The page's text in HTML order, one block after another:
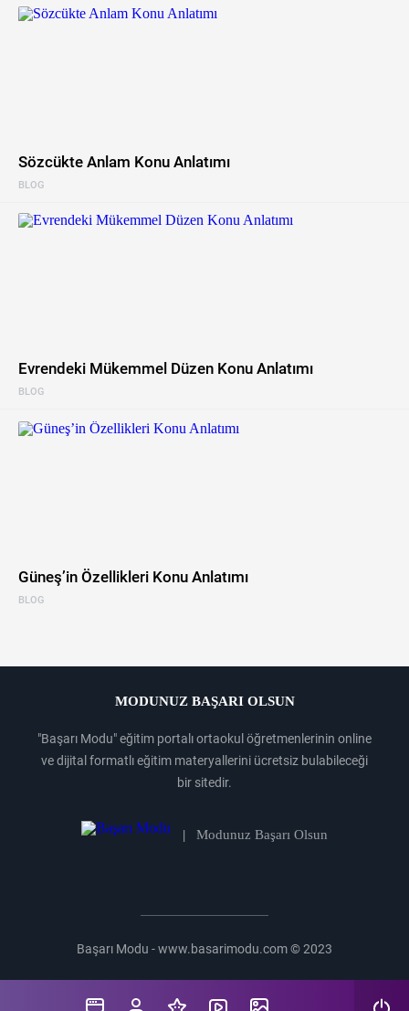
BLOG
Sözcükte Anlam Konu Anlatımı
BLOG
Evrendeki Mükemmel Düzen Konu Anlatımı
BLOG
Güneş’in Özellikleri Konu Anlatımı
MODUNUZ BAŞARI OLSUN
"Başarı Modu" eğitim portalı ortaokul öğretmenlerinin online
ve dijital formatlı eğitim materyallerini ücretsiz bulabileceği
bir sitedir.
| Modunuz Başarı Olsun
Başarı Modu - www.basarimodu.com © 2023